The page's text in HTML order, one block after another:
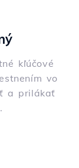
kľúčové
vo
a prilákať